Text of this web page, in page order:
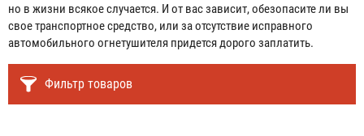
но в жизни всякое случается. И от вас зависит, обезопасите ли вы
свое транспортное средство, или за отсутствие исправного
автомобильного огнетушителя придется дорого заплатить.
Фильтр товаров